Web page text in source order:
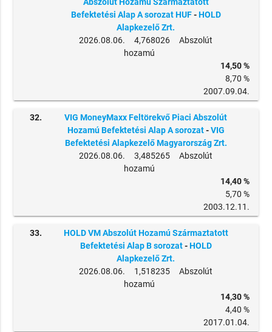
Befektetési Alap A sorozat HUF-HOLD
Alapkezelő Zrt.
2026.08.06. 4,768026 Abszolút
hozamú
14,50 %
8,70 %
2007.09.04.
32.
VIG MoneyMaxx Feltörekvő Piaci Abszolút
Hozamú Befektetési Alap A sorozat-VIG
Befektetési Alapkezelő Magyarország Zrt.
2026.08.06. 3,485265 Abszolút
hozamú
14,40 %
5,70 %
2003.12.11.
33.
HOLD VM Abszolút Hozamú Származtatott
Befektetési Alap B sorozat-HOLD
Alapkezelő Zrt.
2026.08.06. 1,518235 Abszolút
hozamú
14,30 %
4,40 %
2017.01.04.